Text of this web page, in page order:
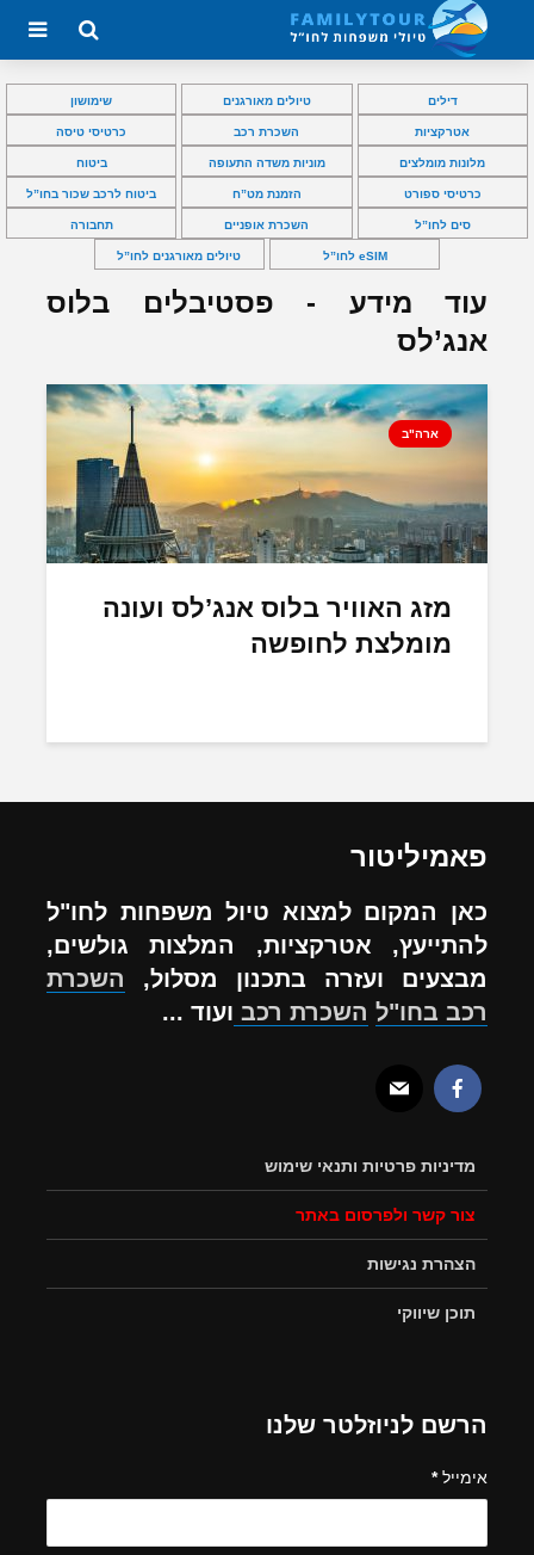
דילים טיולים מאורגנים שימושון
אטרקציות השכרת רכב כרטיסי טיסה
מלונות מומלצים מוניות משדה התעופה ביטוח
כרטיסי ספורט הזמנת מט”ח ביטוח לרכב שכור בחו”ל
סים לחו”ל השכרת אופניים תחבורה
eSIM לחו”ל טיולים מאורגנים לחו”ל
עוד מידע - פסטיבלים בלוס
אנג’לס
ארה"ב
מזג האוויר בלוס אנג’לס ועונה
מומלצת לחופשה
פאמיליטור
כאן המקום למצוא טיול משפחות לחו"ל
להתייעץ, אטרקציות, המלצות גולשים,
מבצעים ועזרה בתכנון מסלול, השכרת
רכב בחו"ל השכרת רכב ועוד ...
מדיניות פרטיות ותנאי שימוש
צור קשר ולפרסום באתר
הצהרת נגישות
תוכן שיווקי
הרשם לניוזלטר שלנו
אימייל*